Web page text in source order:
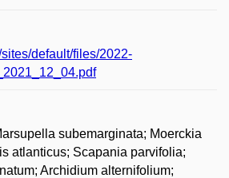
default/files/2022-
subemarginata; Moerckia
atlanticus; Scapania parvifolia;
Archidium alternifolium;